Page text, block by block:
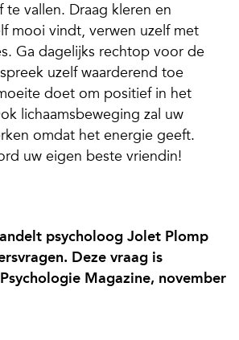
te vallen. Draag kleren en
mooi vindt, verwen uzelf met
Ga dagelijks rechtop voor de
uzelf waarderend toe
doet om positief in het
lichaamsbeweging zal uw
omdat het energie geeft.
uw eigen beste vriendin!
psycholoog Jolet Plomp
Deze vraag is
Magazine, november